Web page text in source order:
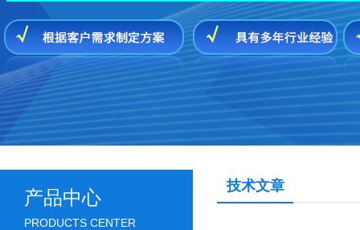
产品中心
PRODUCTS CENTER
技术文章